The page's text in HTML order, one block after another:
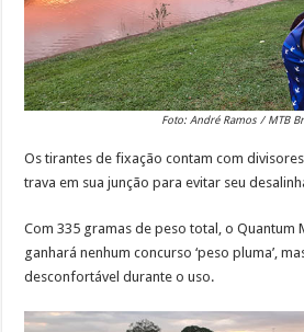
Foto: André Ramos / MTB
Os tirantes de fixação contam com
trava em sua junção para evitar seu
Com 335 gramas de peso total, o Quantum
ganhará nenhum concurso ‘peso pluma’,
desconfortável durante o uso.